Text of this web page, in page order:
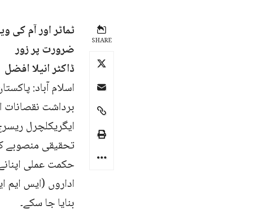
SHARE
ٹماٹر اور آم
ضرورت پر زور
ڈاکٹر انیلا افضل
اسلام آباد:
برداشت نقصانات
تحقیقی منصوبے
حکمت عملی
اداروں (ایس ایم
بنایا جا سکے۔